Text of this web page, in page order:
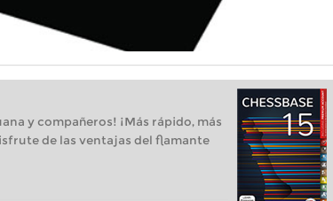
y compañeros! ¡Más rápido, más
de las ventajas del flamante